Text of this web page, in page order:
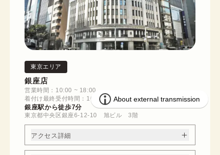
東京エリア
銀座店
営業時間：10:00 ~ 18:00
着付け最終受付時間：16:30
銀座駅から徒歩7分
東京都中央区銀座6-12-10 旭ビル 3階
アクセス詳細